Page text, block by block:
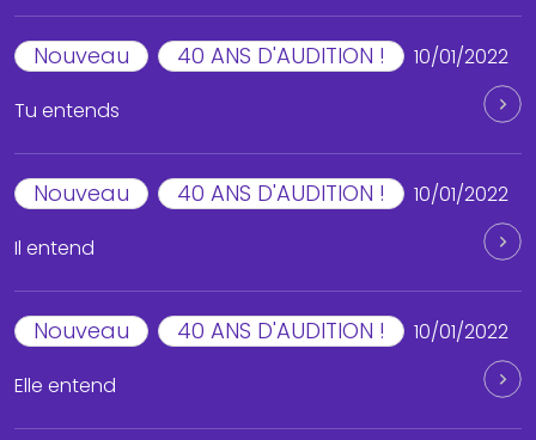
Nouveau 40 ANS D'AUDITION !
10/01/2022
Tu entends
Nouveau 40 ANS D'AUDITION !
10/01/2022
Il entend
Nouveau 40 ANS D'AUDITION !
10/01/2022
Elle entend